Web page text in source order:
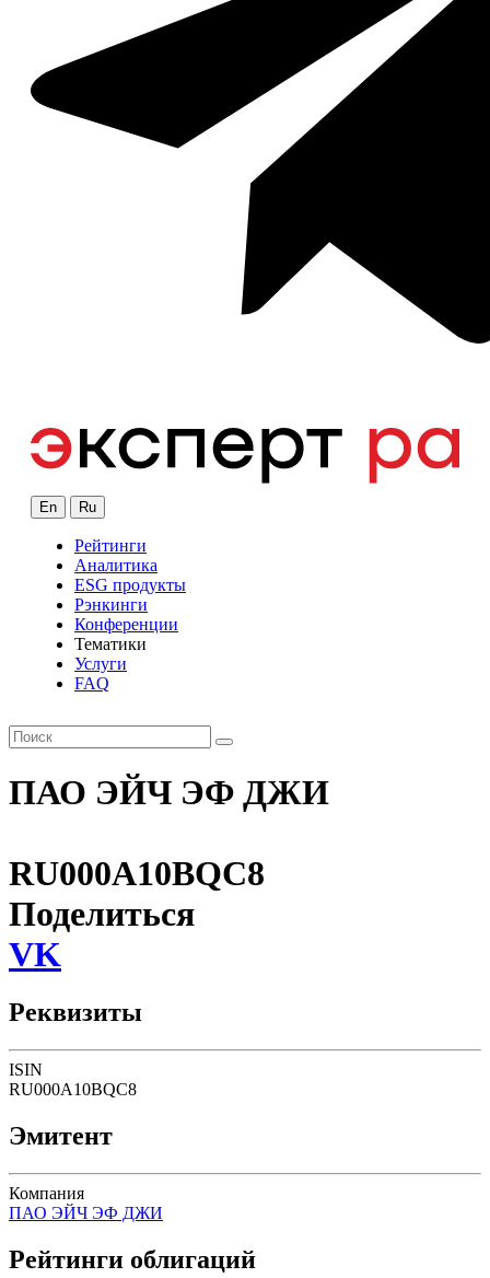
En Ru
Рейтинги
Аналитика
ESG продукты
Рэнкинги
Конференции
Тематики
Услуги
FAQ
ПАО ЭЙЧ ЭФ ДЖИ
RU000A10BQC8
Поделиться
VK
Реквизиты
ISIN
RU000A10BQC8
Эмитент
Компания
ПАО ЭЙЧ ЭФ ДЖИ
Рейтинги облигаций